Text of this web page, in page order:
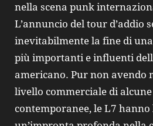
nella scena punk
L’annuncio del tour d’addio
inevitabilmente la fine di
più importanti e influenti
americano. Pur non avendo
livello commerciale di
contemporanee, le L7 hanno